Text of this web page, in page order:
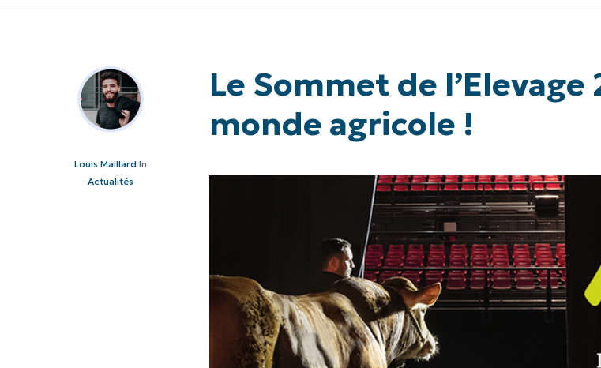
Louis Maillard In
Actualités
Le Sommet de
monde agricole !